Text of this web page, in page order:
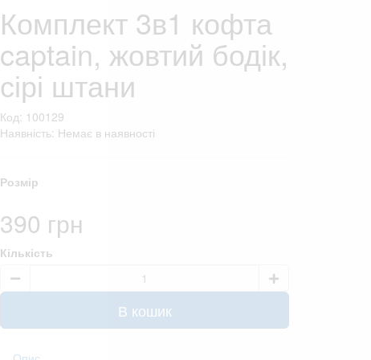
Комплект 3в1 кофта
captain, жовтий бодік,
сірі штани
Код: 100129
Наявність: Немає в наявності
Розмір
390 грн
Кількість
В кошик